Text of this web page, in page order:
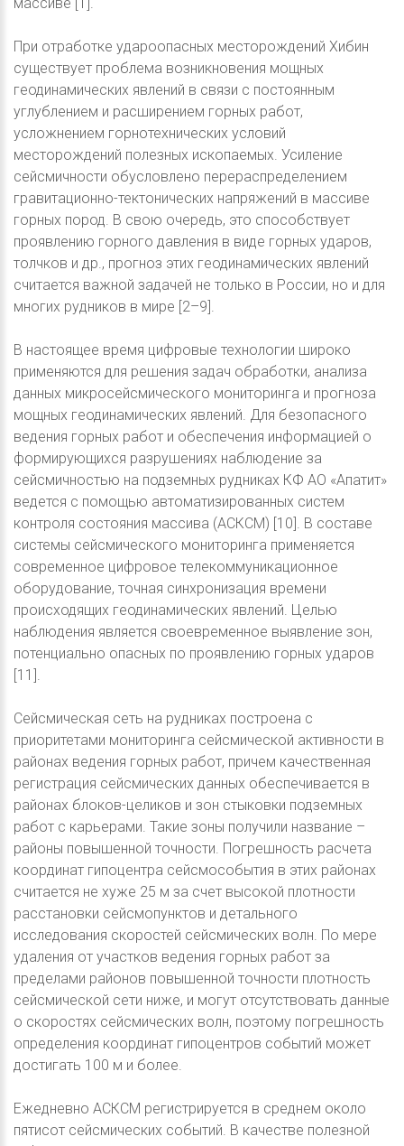
При отработке удароопасных месторождений Хибин
существует проблема возникновения мощных
геодинамических явлений в связи с постоянным
углублением и расширением горных работ,
усложнением горнотехнических условий
месторождений полезных ископаемых. Усиление
сейсмичности обусловлено перераспределением
гравитационно-тектонических напряжений в массиве
горных пород. В свою очередь, это способствует
проявлению горного давления в виде горных ударов,
толчков и др., прогноз этих геодинамических явлений
считается важной задачей не только в России, но и для
многих рудников в мире [2–9].
В настоящее время цифровые технологии широко
применяются для решения задач обработки, анализа
данных микросейсмического мониторинга и прогноза
мощных геодинамических явлений. Для безопасного
ведения горных работ и обеспечения информацией о
формирующихся разрушениях наблюдение за
сейсмичностью на подземных рудниках КФ АО «Апатит»
ведется с помощью автоматизированных систем
контроля состояния массива (АСКСМ) [10]. В составе
системы сейсмического мониторинга применяется
современное цифровое телекоммуникационное
оборудование, точная синхронизация времени
происходящих геодинамических явлений. Целью
наблюдения является своевременное выявление зон,
потенциально опасных по проявлению горных ударов
[11].
Сейсмическая сеть на рудниках построена с
приоритетами мониторинга сейсмической активности в
районах ведения горных работ, причем качественная
регистрация сейсмических данных обеспечивается в
районах блоков-целиков и зон стыковки подземных
работ с карьерами. Такие зоны получили название –
районы повышенной точности. Погрешность расчета
координат гипоцентра сейсмособытия в этих районах
считается не хуже 25 м за счет высокой плотности
расстановки сейсмопунктов и детального
исследования скоростей сейсмических волн. По мере
удаления от участков ведения горных работ за
пределами районов повышенной точности плотность
сейсмической сети ниже, и могут отсутствовать данные
о скоростях сейсмических волн, поэтому погрешность
определения координат гипоцентров событий может
достигать 100 м и более.
Ежедневно АСКСМ регистрируется в среднем около
пятисот сейсмических событий. В качестве полезной